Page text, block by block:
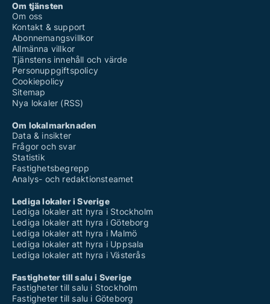
Om tjänsten
Om oss
Kontakt & support
Abonnemangsvillkor
Allmänna villkor
Tjänstens innehåll och värde
Personuppgiftspolicy
Cookiepolicy
Sitemap
Nya lokaler (RSS)
Om lokalmarknaden
Data & insikter
Frågor och svar
Statistik
Fastighetsbegrepp
Analys- och redaktionsteamet
Lediga lokaler i Sverige
Lediga lokaler att hyra i Stockholm
Lediga lokaler att hyra i Göteborg
Lediga lokaler att hyra i Malmö
Lediga lokaler att hyra i Uppsala
Lediga lokaler att hyra i Västerås
Fastigheter till salu i Sverige
Fastigheter till salu i Stockholm
Fastigheter till salu i Göteborg